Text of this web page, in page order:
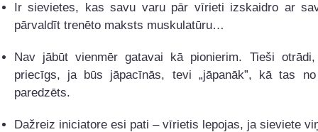
Ir sievietes, kas savu varu pār vīrieti izskaidro ar
pārvaldīt trenēto maksts muskulatūru…
Nav jābūt vienmēr gatavai kā pionierim. Tieši
priecīgs, ja būs jāpacīnās, tevi „jāpanāk”, kā tas
paredzēts.
Dažreiz iniciatore esi pati – vīrietis lepojas, ja sieviete